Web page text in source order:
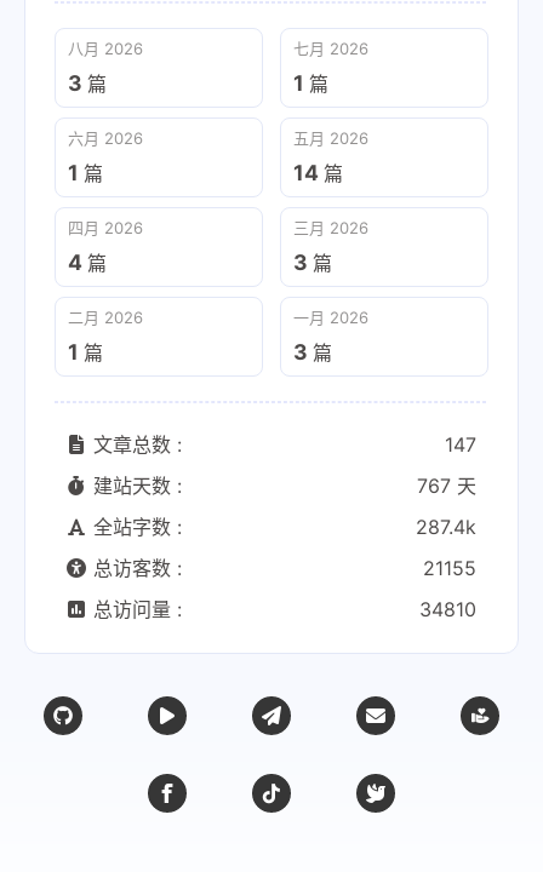
八月 2026
3 篇
七月 2026
1 篇
六月 2026
1 篇
五月 2026
14 篇
四月 2026
4 篇
三月 2026
3 篇
二月 2026
1 篇
一月 2026
3 篇
文章总数 :
147
建站天数 :
767 天
全站字数 :
287.4k
总访客数 :
21155
总访问量 :
34810